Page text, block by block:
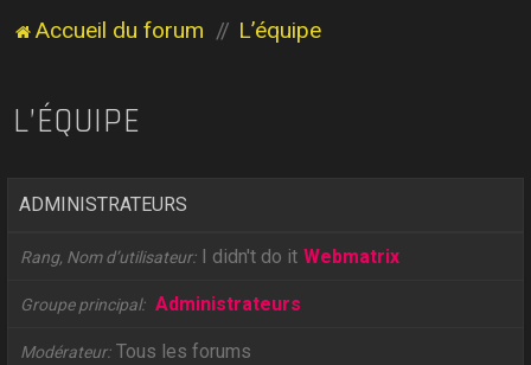
Accueil du forum L’équipe
L’ÉQUIPE
ADMINISTRATEURS
Rang, Nom d’utilisateur I didn't do it Webmatrix
Groupe principal Administrateurs
Modérateur Tous les forums